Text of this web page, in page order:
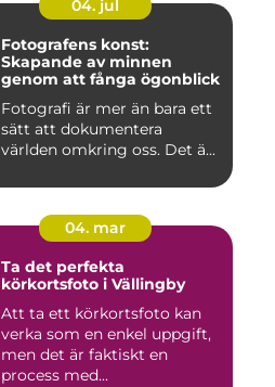
04. jul
Fotografens konst:
Skapande av minnen
genom att fånga ögonblick
Fotografi är mer än bara ett
sätt att dokumentera
världen omkring oss. Det ä...
04. mar
Ta det perfekta
körkortsfoto i Vällingby
Att ta ett körkortsfoto kan
verka som en enkel uppgift,
men det är faktiskt en
process med...